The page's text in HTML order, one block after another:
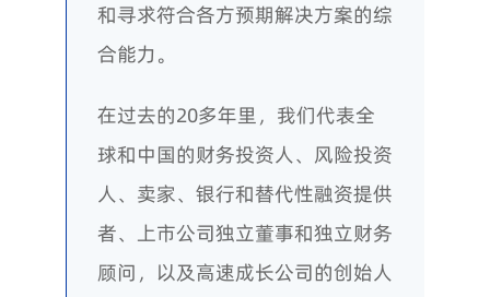
和寻求符合各方预期解决方案的综
合能力。
在过去的20多年里，我们代表全
球和中国的财务投资人、风险投资
人、卖家、银行和替代性融资提供
者、上市公司独立董事和独立财务
顾问，以及高速成长公司的创始人